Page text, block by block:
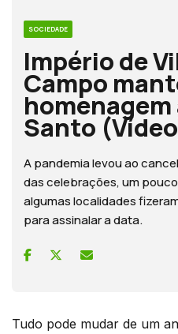
SOCIEDADE
Império de
Campo
Santo
A pandemia levou ao
das celebrações, um
algumas localidades
para assinalar a data.
Tudo pode mudar de um